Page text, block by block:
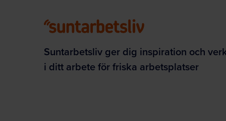
Suntarbetsliv ger dig inspiration och
i ditt arbete för friska arbetsplatser